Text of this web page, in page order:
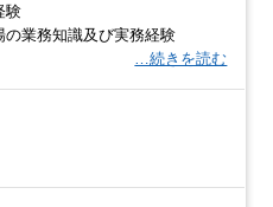
験
の業務知識及び実務経験
…続きを読む